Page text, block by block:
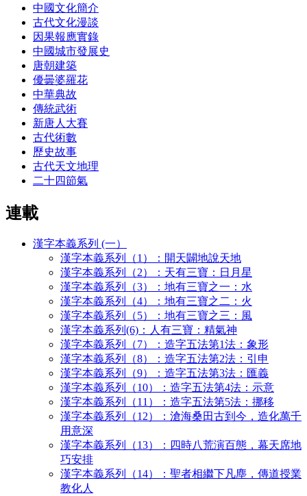
中國文化簡介
古代文化漫談
因果報應實錄
中國城市發展史
唐朝建築
優曇婆羅花
中華典故
傳統武術
新唐人大賽
古代術數
歷史故事
古代天文地理
二十四節氣
連載
漢字本義系列 (一）
漢字本義系列（1）：開天闢地說天地
漢字本義系列（2）：天有三寶：日月星
漢字本義系列（3）：地有三寶之一：水
漢字本義系列（4）：地有三寶之二：火
漢字本義系列（5）：地有三寶之三：風
漢字本義系列(6)：人有三寶：精氣神
漢字本義系列（7）：造字五法第1法：象形
漢字本義系列（8）：造字五法第2法：引申
漢字本義系列（9）：造字五法第3法：匯義
漢字本義系列（10）：造字五法第4法：示意
漢字本義系列（11）：造字五法第5法：挪移
漢字本義系列（12）：滄海桑田古到今，造化萬千
用意深
漢字本義系列（13）：四時八荒演百態，幕天席地
巧安排
漢字本義系列（14）：聖者相繼下凡塵，傳道授業
教化人